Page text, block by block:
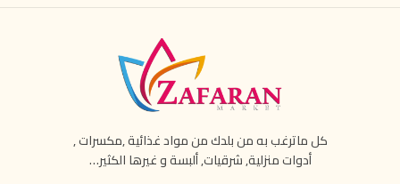
كل ماترغب به من بلدك من مواد غذائية ,مكسرات ,
أدوات منزلية, شرقيات, ألبسة و غيرها الكثير…